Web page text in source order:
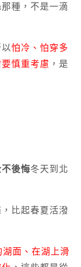
種，不是一滴
怕冷、怕穿多
慎重考慮 ，是
後悔冬天到北
比起春夏活潑
面、在湖上滑